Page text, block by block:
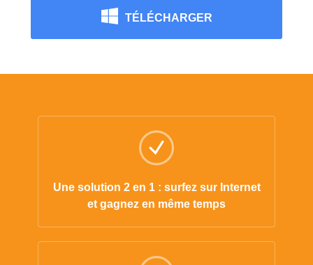
TÉLÉCHARGER
Une solution 2 en 1 : surfez sur Internet
et gagnez en même temps